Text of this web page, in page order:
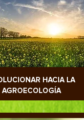
HACIA LA
AGROECOLOGÍA